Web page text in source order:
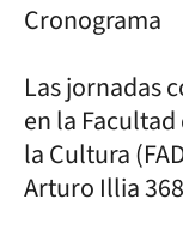
Cronograma
Las jornadas
en la Facultad
la Cultura
Arturo Illia